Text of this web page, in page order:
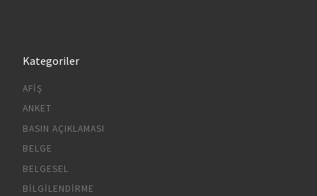
Kategoriler
AFIŞ
ANKET
BASIN AÇIKLAMASI
BELGE
BELGESEL
BILGILENDIRME